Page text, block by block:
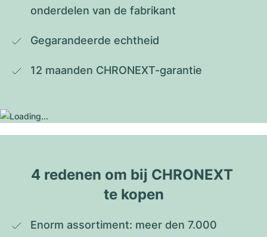
onderdelen van de fabrikant
Gegarandeerde echtheid
12 maanden CHRONEXT-garantie
4 redenen om bij CHRONEXT
te kopen
Enorm assortiment: meer den 7.000